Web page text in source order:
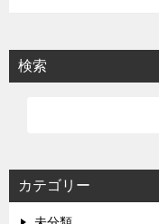
検索
カテゴリー